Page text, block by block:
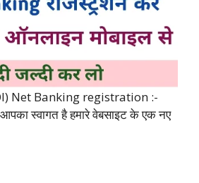
Net Banking registration :-
स्वागत है हमारे वेबसाइट के एक नए